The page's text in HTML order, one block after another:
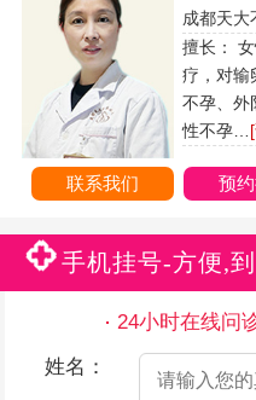
成都天大
擅长：
疗，对输
不孕、外
性不孕…
联系我们 预
手机挂号-方便,
24小时在线问
姓名：